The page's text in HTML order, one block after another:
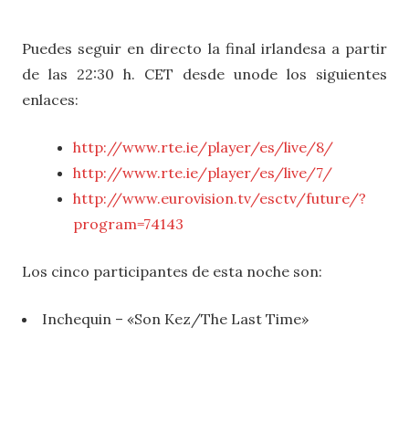
Puedes seguir en directo la final irlandesa a partir
de las 22:30 h. CET desde unode los siguientes
enlaces:
http://www.rte.ie/player/es/live/8/
http://www.rte.ie/player/es/live/7/
http://www.eurovision.tv/esctv/future/?
program=74143
Los cinco participantes de esta noche son:
Inchequin – «Son Kez/The Last Time»